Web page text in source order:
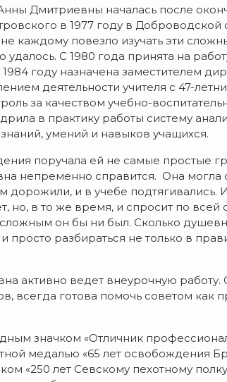
Дмитриевны началась после
в 1977 году в
каждому повезло изучать эти
С 1980 года принята на
году назначена заместителем
деятельности учителя с 47-
за качеством учебно-
в практику работы систему
умений и навыков учащихся.
поручала ей не самые простые
непременно справится. Она могла
дорожили, и в учебе подтягивались.
но, в то же время, и спросит по всей
он бы ни был. Сколько
просто разбираться не только в
активно ведет внеурочную работу.
всегда готова помочь советом как
значком «Отличник
медалью «65 лет освобождения
«250 лет Севскому пехотному